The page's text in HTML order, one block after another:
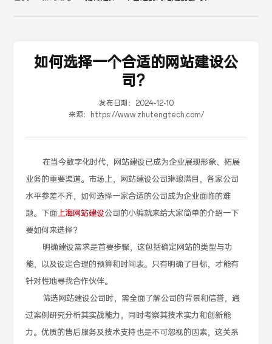
如何选择一个合适的网站建设公
司？
发布日期：
2024-12-10
来源：
https://www.zhutengtech.com/
在当今数字化时代，网站建设已成为企业展现形象、拓展
业务的重要渠道。市场上，网站建设公司琳琅满目，各家公司
水平参差不齐，如何选择一家合适的公司成为企业面临的难
题。下面上海网站建设公司的小编就来给大家简单的介绍一下
要如何来选择？
明确建设需求是首要步骤，这包括确定网站的类型与功
能，以及设定合理的预算和时间表。只有明确了目标，才能有
针对性地寻找合作伙伴。
筛选网站建设公司时，需全面了解公司的背景和信誉，通
过案例研究分析其实战能力，同时考察其技术实力和创新能
力。优质的售后服务及技术支持也是不可忽视的因素，这关系